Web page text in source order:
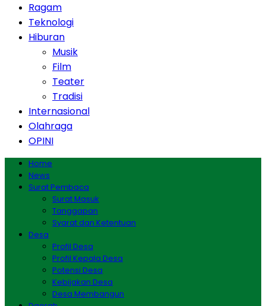
Ragam
Teknologi
Hiburan
Musik
Film
Teater
Tradisi
Internasional
Olahraga
OPINI
Home
News
Surat Pembaca
Surat Masuk
Tanggapan
Syarat dan Ketentuan
Desa
Profil Desa
Profil Kepala Desa
Potensi Desa
Kebijakan Desa
Desa Membangun